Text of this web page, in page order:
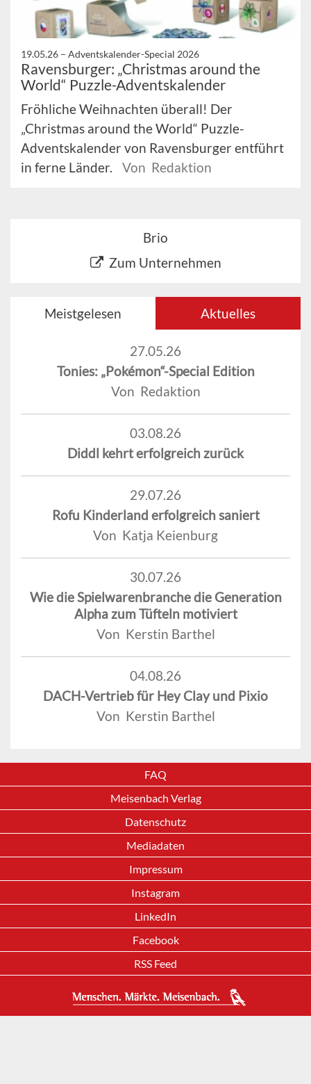
19.05.26 – Adventskalender-Special 2026
Ravensburger: „Christmas around the
World“ Puzzle-Adventskalender
Fröhliche Weihnachten überall! Der
„Christmas around the World“ Puzzle-
Adventskalender von Ravensburger entführt
in ferne Länder.
Von Redaktion
Brio
Zum Unternehmen
Meistgelesen Aktuelles
27.05.26
Tonies: „Pokémon“-Special Edition
Von Redaktion
03.08.26
Diddl kehrt erfolgreich zurück
29.07.26
Rofu Kinderland erfolgreich saniert
Von Katja Keienburg
30.07.26
Wie die Spielwarenbranche die Generation
Alpha zum Tüfteln motiviert
Von Kerstin Barthel
04.08.26
DACH-Vertrieb für Hey Clay und Pixio
Von Kerstin Barthel
FAQ
Meisenbach Verlag
Datenschutz
Mediadaten
Impressum
Instagram
LinkedIn
Facebook
RSS Feed